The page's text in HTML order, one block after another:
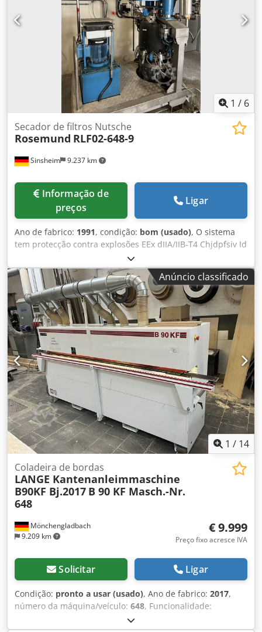
1 / 6
Sinsheim 9.237 km
Secador de filtros Nutsche
Rosemund RLF02-648-9
preços
Ligar
Ano de fabrico: 1991, condição: bom (usado), O sistema
tem protecção contra explosões EEx dIIA/IIB-T4 Chjdpfsiv Id
Hjx Adhja Designação da máquina: Filtro secador /
Ranhura de pressão do filtro Fabricante: Rosemund Tipo:
RLF02-648-91 Ano de fabrico: 1991 Material: Contentor,
aquecedor e agitador: 1.4435 Máx. Pressão de
funcionamento: Tanque: - 1 / 6 Bar Camisa de
aquecimento: - 1 / 6 Bar Máx. Temperatura máxima de
funcionamento: Tanque: - 50 / +150 °C. Camisa de
aquecimento: - 50 / +150 °C. Dimensões: Comprimento
1650 x largura 1170 x altura 2400 mm. Peso vazio: Aprox.
2000 kg Técnica. Documentação: Sim Observações:
Accionamento hidráulico: 5,5 kW Motor eléctrico: potência
5,5, velocidade 1500 rpm, tipo V1, protecção IP55 Protecção
contra explosão: EEx dIIA/IIB-T4 Acessórios: uma estrutura
de base e um sistema hidráulico Estado: Bem usado Preço:
A pedido
Anúncio classificado
1 / 14
Mönchengladbach
9.209 km
Coladeira de bordas
LANGE Kantenanleimmaschine
B90KF Bj.2017 B 90 KF Masch.-Nr.
648
€ 9.999
Preço fixo acresce IVA
Solicitar Ligar
Condição: pronto a usar (usado), Ano de fabrico: 2017,
número da máquina/veículo: 648, Funcionalidade:
, horas de funcionamento: